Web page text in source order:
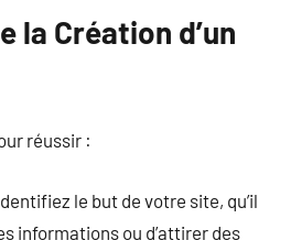
la Création d’un
réussir :
le but de votre site, qu’il
informations ou d’attirer des